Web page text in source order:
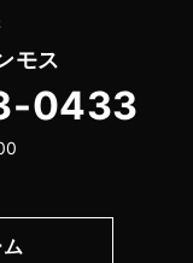
モス
0433